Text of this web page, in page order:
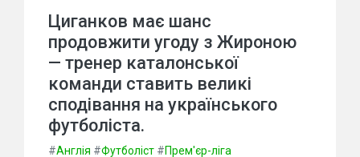
Циганков має шанс
продовжити угоду з Жироною
— тренер каталонської
команди ставить великі
сподівання на українського
футболіста.
#Англія #Футболіст #Прем'єр-ліга